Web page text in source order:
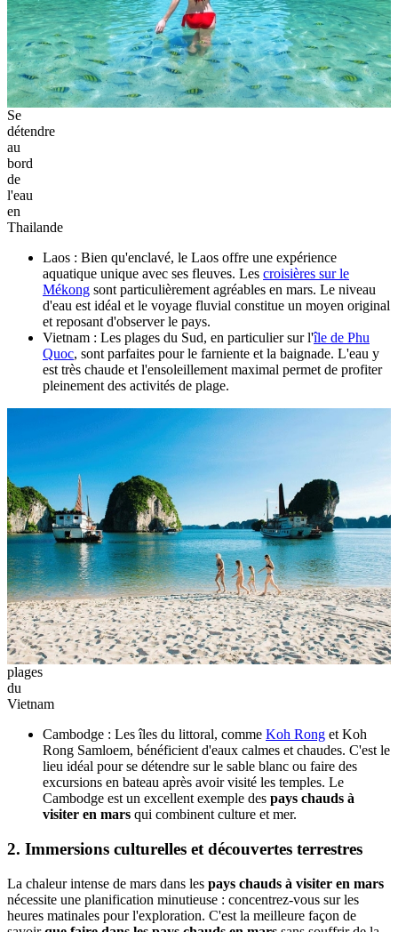
Se
détendre
au
bord
de
l'eau
en
Thailande
Laos : Bien qu'enclavé, le Laos offre une expérience
aquatique unique avec ses fleuves. Les croisières sur le
Mékong sont particulièrement agréables en mars. Le niveau
d'eau est idéal et le voyage fluvial constitue un moyen original
et reposant d'observer le pays.
Vietnam : Les plages du Sud, en particulier sur l'île de Phu
Quoc, sont parfaites pour le farniente et la baignade. L'eau y
est très chaude et l'ensoleillement maximal permet de profiter
pleinement des activités de plage.
plages
du
Vietnam
Cambodge : Les îles du littoral, comme Koh Rong et Koh
Rong Samloem, bénéficient d'eaux calmes et chaudes. C'est le
lieu idéal pour se détendre sur le sable blanc ou faire des
excursions en bateau après avoir visité les temples. Le
Cambodge est un excellent exemple des pays chauds à
visiter en mars qui combinent culture et mer.
2. Immersions culturelles et découvertes terrestres
La chaleur intense de mars dans les pays chauds à visiter en mars
nécessite une planification minutieuse : concentrez-vous sur les
heures matinales pour l'exploration. C'est la meilleure façon de